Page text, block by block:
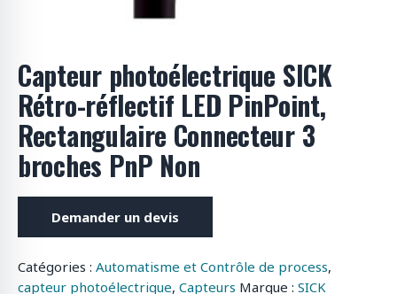
Capteur photoélectrique SICK
Rétro-réflectif LED PinPoint,
Rectangulaire Connecteur 3
broches PnP Non
Demander un devis
Catégories : Automatisme et Contrôle de process,
capteur photoélectrique, Capteurs Marque : SICK